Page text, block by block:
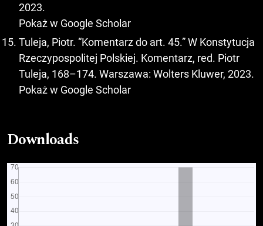
2023.
Pokaż w Google Scholar
Tuleja, Piotr. “Komentarz do art. 45.” W Konstytucja
Rzeczypospolitej Polskiej. Komentarz, red. Piotr
Tuleja, 168–174. Warszawa: Wolters Kluwer, 2023.
Pokaż w Google Scholar
Downloads